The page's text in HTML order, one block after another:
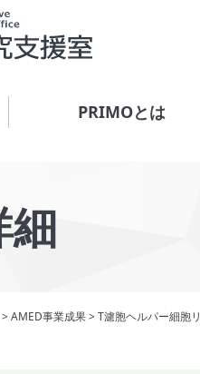
PRIMOとは
細
>AMED事業成果>T濾胞ヘルパー細胞